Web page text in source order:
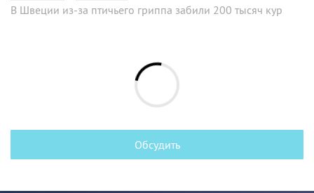
В Швеции из-за птичьего гриппа забили 200 тысяч кур
Обсудить